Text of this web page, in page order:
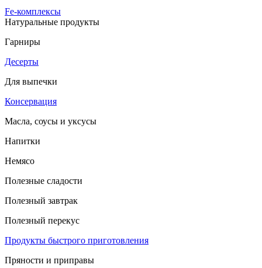
Fe-комплексы
Натуральные продукты
Гарниры
Десерты
Для выпечки
Консервация
Масла, соусы и уксусы
Напитки
Немясо
Полезные сладости
Полезный завтрак
Полезный перекус
Продукты быстрого приготовления
Пряности и приправы